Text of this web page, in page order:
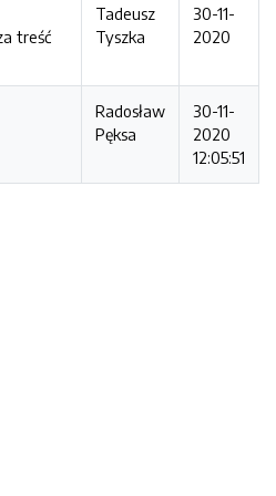
treść
Tadeusz
Tyszka
30-11-
2020
Radosław
Pęksa
30-11-
2020
12:05:51